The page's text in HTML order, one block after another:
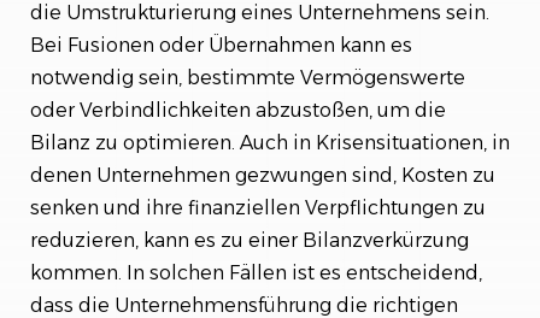
die Umstrukturierung eines Unternehmens sein.
Bei Fusionen oder Übernahmen kann es
notwendig sein, bestimmte Vermögenswerte
oder Verbindlichkeiten abzustoßen, um die
Bilanz zu optimieren. Auch in Krisensituationen, in
denen Unternehmen gezwungen sind, Kosten zu
senken und ihre finanziellen Verpflichtungen zu
reduzieren, kann es zu einer Bilanzverkürzung
kommen. In solchen Fällen ist es entscheidend,
dass die Unternehmensführung die richtigen